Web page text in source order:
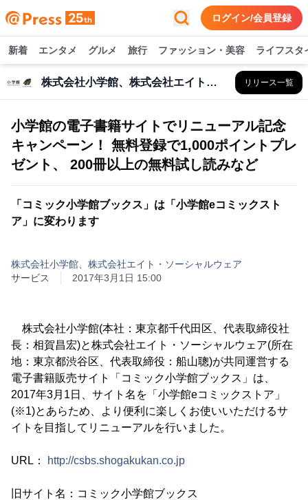
ログイン/会員登録
新着 エンタメ グルメ 旅行 ファッション・美容 ライフスタ
株式会社小学館、株式会社エイト・ソーシャルウェア リリース一覧
小学館の電子書籍サイトでリニューアル記念
キャンペーン！ 無料登録で1,000ポイントプレ
ゼント、 200冊以上の無料試し読みなど
「コミック小学館ブックス」は「小学館eコミックスト
ア」に変わります
株式会社小学館、株式会社エイト・ソーシャルウェア
サービス
2017年3月1日 15:00
株式会社小学館(本社：東京都千代田区、代表取締役社
長：相賀昌宏)と株式会社エイト・ソーシャルウェア(所在
地：東京都渋谷区、代表取締役：船山聰)が共同運営する
電子書籍販売サイト「コミック小学館ブックス」は、
2017年3月1日、サイト名を「小学館eコミックストア」
(※1)とあらため、より便利に楽しくお使いいただけるサ
イトを目指してリニューアルを行いました。
URL： http://csbs.shogakukan.co.jp
旧サイト名：コミック小学館ブックス